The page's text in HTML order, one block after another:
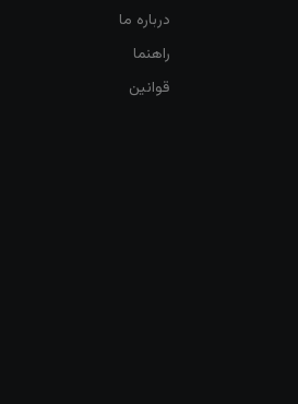
درباره ما
راهنما
قوانین